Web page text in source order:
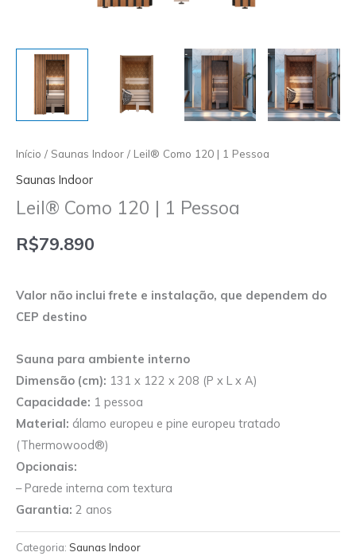
Início / Saunas Indoor / Leil® Como 120 | 1 Pessoa
Saunas Indoor
Leil® Como 120 | 1 Pessoa
R$79.890
Valor não inclui frete e instalação, que dependem do
CEP destino
Sauna para ambiente interno
Dimensão (cm): 131 x 122 x 208 (P x L x A)
Capacidade: 1 pessoa
Material: álamo europeu e pine europeu tratado
(Thermowood®)
Opcionais:
– Parede interna com textura
Garantia: 2 anos
Categoria: Saunas Indoor